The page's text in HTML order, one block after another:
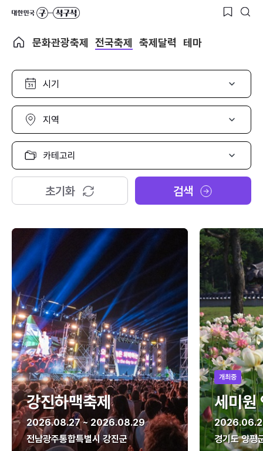
문화관광축제 전국축제 축제달력 테마
시
선
택
지
선
택
카
고
리
택
초기화 검색
강진하맥축제
2026.08.27 ~ 2026.08.29
전남광주통합특별시 강진군
개최중
세미원
경기도 양평